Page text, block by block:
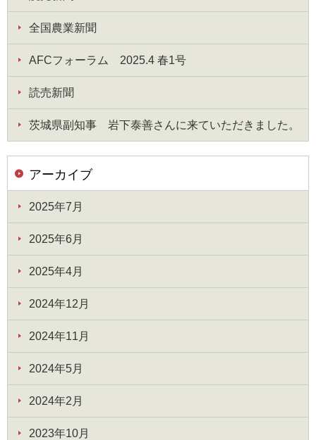
全国農業新聞
AFCフォーラム 2025.4 春1号
読売新聞
茨城県副知事 岩下泰善さんに来ていただきました。
アーカイブ
2025年7月
2025年6月
2025年4月
2024年12月
2024年11月
2024年5月
2024年2月
2023年10月